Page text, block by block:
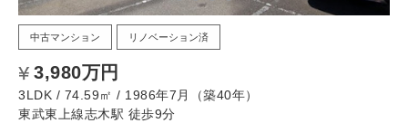
中古マンション リノベーション済
3,980万円
3LDK / 74.59㎡ / 1986年7月（築40年）
東武東上線志木駅 徒歩9分